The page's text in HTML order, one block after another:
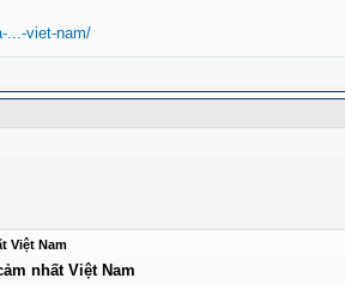
...-viet-nam/
Việt Nam
nhất Việt Nam